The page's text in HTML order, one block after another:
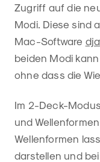
Zugriff auf die
Modi. Diese sind
Mac-Software
beiden Modi
ohne dass die
Im 2-Deck-
und
Wellenformen
darstellen und